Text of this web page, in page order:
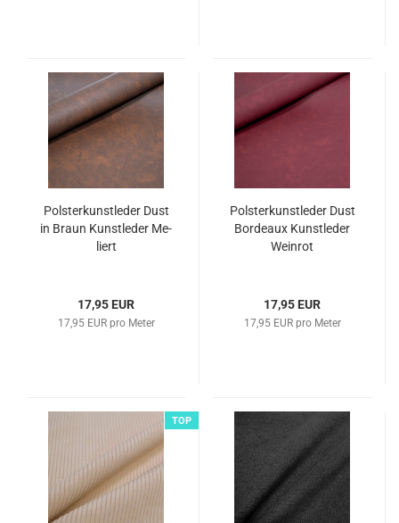
Pols­ter­kunst­le­der Dust
in Braun Kunst­le­der Me­
liert
17,95 EUR
17,95 EUR pro Meter
Pols­ter­kunst­le­der Dust
Bor­deaux Kunst­le­der
Wein­rot
17,95 EUR
17,95 EUR pro Meter
TOP